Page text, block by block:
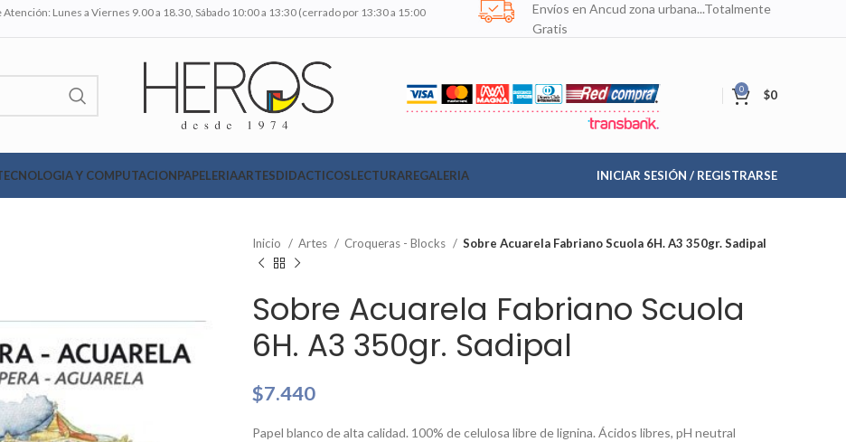
Lunes a Viernes 9.00 a 18.30, Sábado 10:00 a 13:30 (cerrado por 13:30 a 15:00
Envíos en Ancud zona urbana...Totalmente
Gratis
0 $0
Y COMPUTACIONPAPELERIAARTESDIDACTICOSLECTURAREGALERIA INICIAR SESIÓN / REGISTRARSE
Inicio Artes Croqueras - Blocks Sobre Acuarela Fabriano Scuola 6H. A3 350gr. Sadipal
Sobre Acuarela Fabriano Scuola
6H. A3 350gr. Sadipal
$7.440
Papel blanco de alta calidad. 100% de celulosa libre de lignina. Ácidos libres, pH neutral